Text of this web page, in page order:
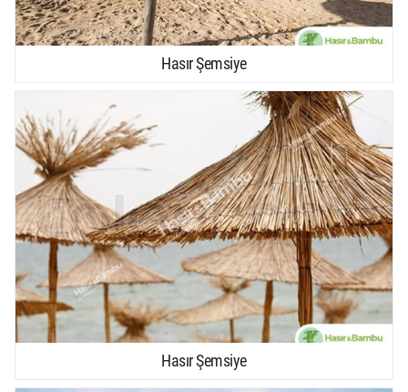
Hasır Şemsiye
Hasır Şemsiye